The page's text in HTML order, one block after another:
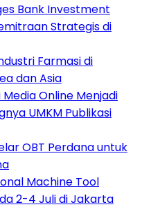
Bank Investment
Strategis di
Farmasi di
dan Asia
Online Menjadi
UMKM Publikasi
OBT Perdana untuk
Machine Tool
2-4 Juli di Jakarta